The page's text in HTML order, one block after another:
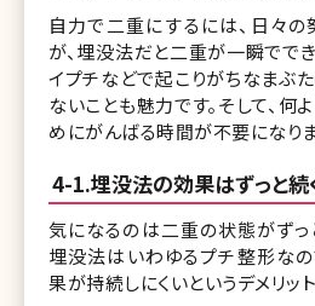
自力で二重にするには、日々
が、埋没法だと二重が一瞬ででき
イプチなどで起こりがちなまぶ
ないことも魅力です。そして、
めにがんばる時間が不要になりま
4-1.埋没法の効果はずっと続
気になるのは二重の状態がずっ
埋没法はいわゆるプチ整形な
果が持続しにくいというデメリッ